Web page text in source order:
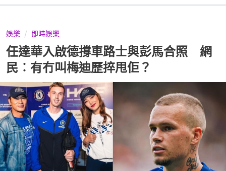
娛樂 即時娛樂
任達華入啟德撐車路士與彭馬合照 網
民︰有冇叫梅迪歷捽甩佢？